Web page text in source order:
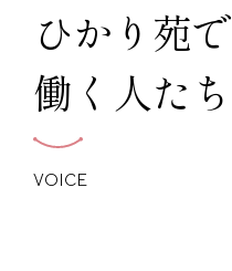
ひかり苑で
働く人たち
VOICE